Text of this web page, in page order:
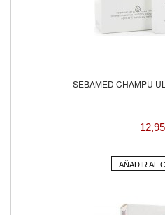
SEBAMED CHAMPU
AÑADIR AL